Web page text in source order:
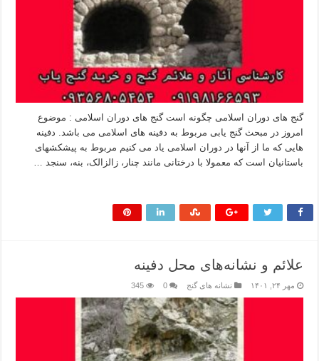
گنج های دوران اسلامی چگونه است گنج های دوران اسلامی : موضوع
امروز در مبحث گنج یابی مربوط به دفینه های اسلامی می باشد. دفینه
هایی که ما از آنها در دوران اسلامی یاد می کنیم مربوط به پیشکشهای
باستانیان است که معمولا با درختانی مانند چنار، زالزالک، بنه، سنجد …
علائم و نشانه‌های محل دفینه
مهر ۲۴, ۱۴۰۱ نشانه های گنج 0
345